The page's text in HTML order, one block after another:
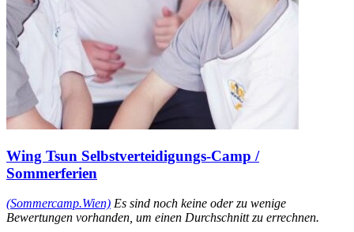
Wing Tsun Selbstverteidigungs-Camp /
Sommerferien
(Sommercamp.Wien) Es sind noch keine oder zu wenige
Bewertungen vorhanden, um einen Durchschnitt zu errechnen.